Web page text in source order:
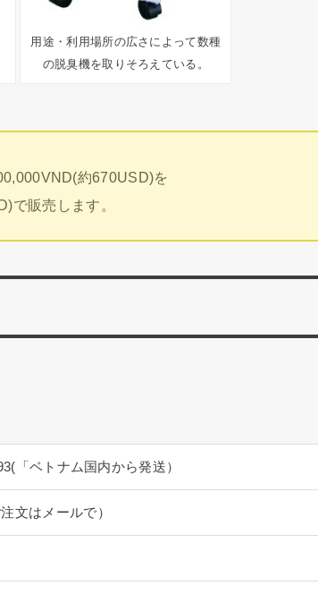
用途・利用場所の広さによって数種
の脱臭機を取りそろえている。
約670USD)を
で販売します。
「ベトナム国内から発送）
文はメールで）